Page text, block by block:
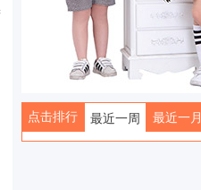
点击排行 最近一周 最近一月